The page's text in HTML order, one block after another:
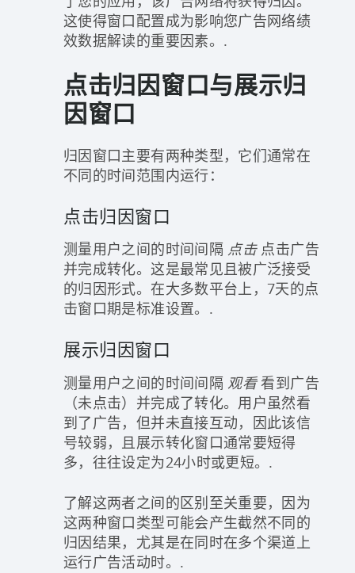
这使得窗口配置成为影响您广告网络绩
效数据解读的重要因素。.
点击归因窗口与展示归
因窗口
归因窗口主要有两种类型，它们通常在
不同的时间范围内运行：
点击归因窗口
测量用户之间的时间间隔 点击点击广告
并完成转化。这是最常见且被广泛接受
的归因形式。在大多数平台上，7天的点
击窗口期是标准设置。.
展示归因窗口
测量用户之间的时间间隔 观看看到广告
（未点击）并完成了转化。用户虽然看
到了广告，但并未直接互动，因此该信
号较弱，且展示转化窗口通常要短得
多，往往设定为24小时或更短。.
了解这两者之间的区别至关重要，因为
这两种窗口类型可能会产生截然不同的
归因结果，尤其是在同时在多个渠道上
运行广告活动时。.